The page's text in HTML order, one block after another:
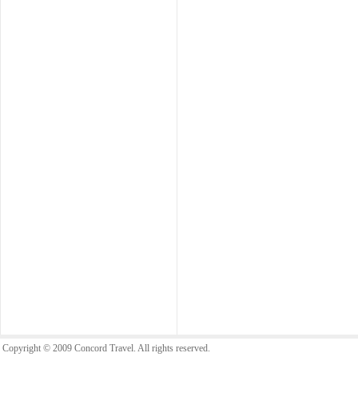
Copyright © 2009 Concord Travel. All rights reserved.